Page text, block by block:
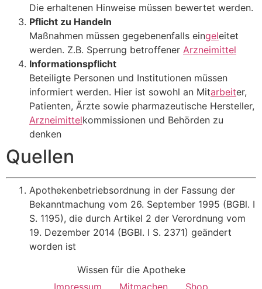
Die erhaltenen Hinweise müssen bewertet werden.
Pflicht zu Handeln
Maßnahmen müssen gegebenenfalls eingeleitet
werden. Z.B. Sperrung betroffener Arzneimittel
Informationspflicht
Beteiligte Personen und Institutionen müssen
informiert werden. Hier ist sowohl an Mitarbeiter,
Patienten, Ärzte sowie pharmazeutische Hersteller,
Arzneimittelkommissionen und Behörden zu
denken
Quellen
Apothekenbetriebsordnung in der Fassung der
Bekanntmachung vom 26. September 1995 (BGBl. I
S. 1195), die durch Artikel 2 der Verordnung vom
19. Dezember 2014 (BGBl. I S. 2371) geändert
worden ist
Wissen für die Apotheke